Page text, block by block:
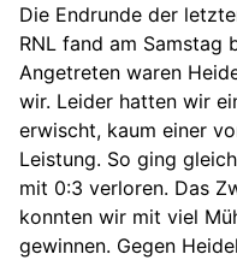
Die Endrunde der
RNL fand am Samstag
Angetreten waren
wir. Leider hatten wir
erwischt, kaum einer
Leistung. So ging
mit 0:3 verloren. Das
konnten wir mit viel
gewinnen. Gegen